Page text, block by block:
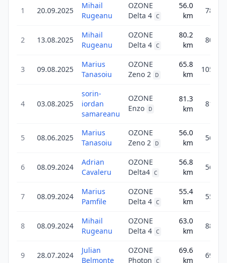
1 20.09.2025
Mihail
Rugeanu
OZONE
Delta 4 C
56.0
km
78.4
2 13.08.2025
Mihail
Rugeanu
OZONE
Delta 4 C
80.2
km
80.2
3 09.08.2025
Marius
Tanasoiu
OZONE
Zeno 2
D
65.8
km
105.3
4 03.08.2025
sorin-
iordan
samareanu
OZONE
Enzo
D
81.3
km
81.3
5 08.06.2025
Marius
Tanasoiu
OZONE
Zeno 2
D
56.0
km
56.0
6 08.09.2024
Adrian
Cavaleru
OZONE
Delta4 C
56.8
km
56.8
7 08.09.2024
Marius
Pamfile
OZONE
Delta 4 C
55.4
km
55.4
8 08.09.2024
Mihail
Rugeanu
OZONE
Delta 4 C
63.0
km
88.3
9 28.07.2024
Julian
Belmonte
OZONE
Photon
C
69.6
km
69.6